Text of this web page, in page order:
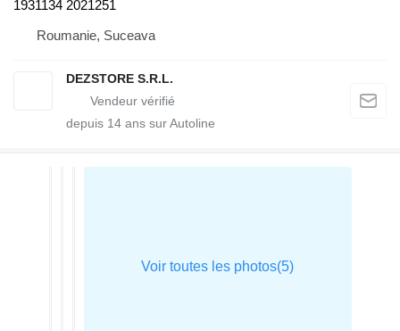
1931134 2021251
Roumanie, Suceava
DEZSTORE S.R.L.
depuis 14 ans sur Autoline